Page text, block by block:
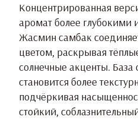
Концентрированная
аромат более
Жасмин самбак
цветом, раскрывая
солнечные акценты.
становится более
подчёркивая
стойкий,